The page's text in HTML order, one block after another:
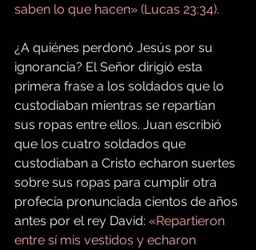
saben lo que hacen» (Lucas 23:34).
¿A quiénes perdonó Jesús por su
ignorancia? El Señor dirigió esta
primera frase a los soldados que lo
custodiaban mientras se repartían
sus ropas entre ellos. Juan escribió
que los cuatro soldados que
custodiaban a Cristo echaron suertes
sobre sus ropas para cumplir otra
profecía pronunciada cientos de años
antes por el rey David: «Repartieron
entre sí mis vestidos y echaron